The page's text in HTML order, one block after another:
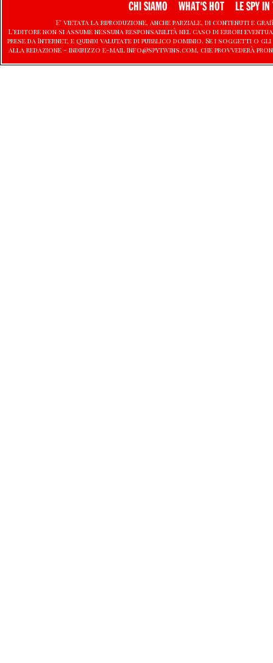
CHI SIAMO WHAT'S HOT LE SPY IN
E' vietata la riproduzione, anche parziale, di contenuti e
L'editore non si assume nessuna responsabilità nel caso di errori
prese da Internet, e quindi valutate di pubblico dominio. Se i soggetti
alla redazione - indirizzo e-mail info@spytwins.com, che provvederà